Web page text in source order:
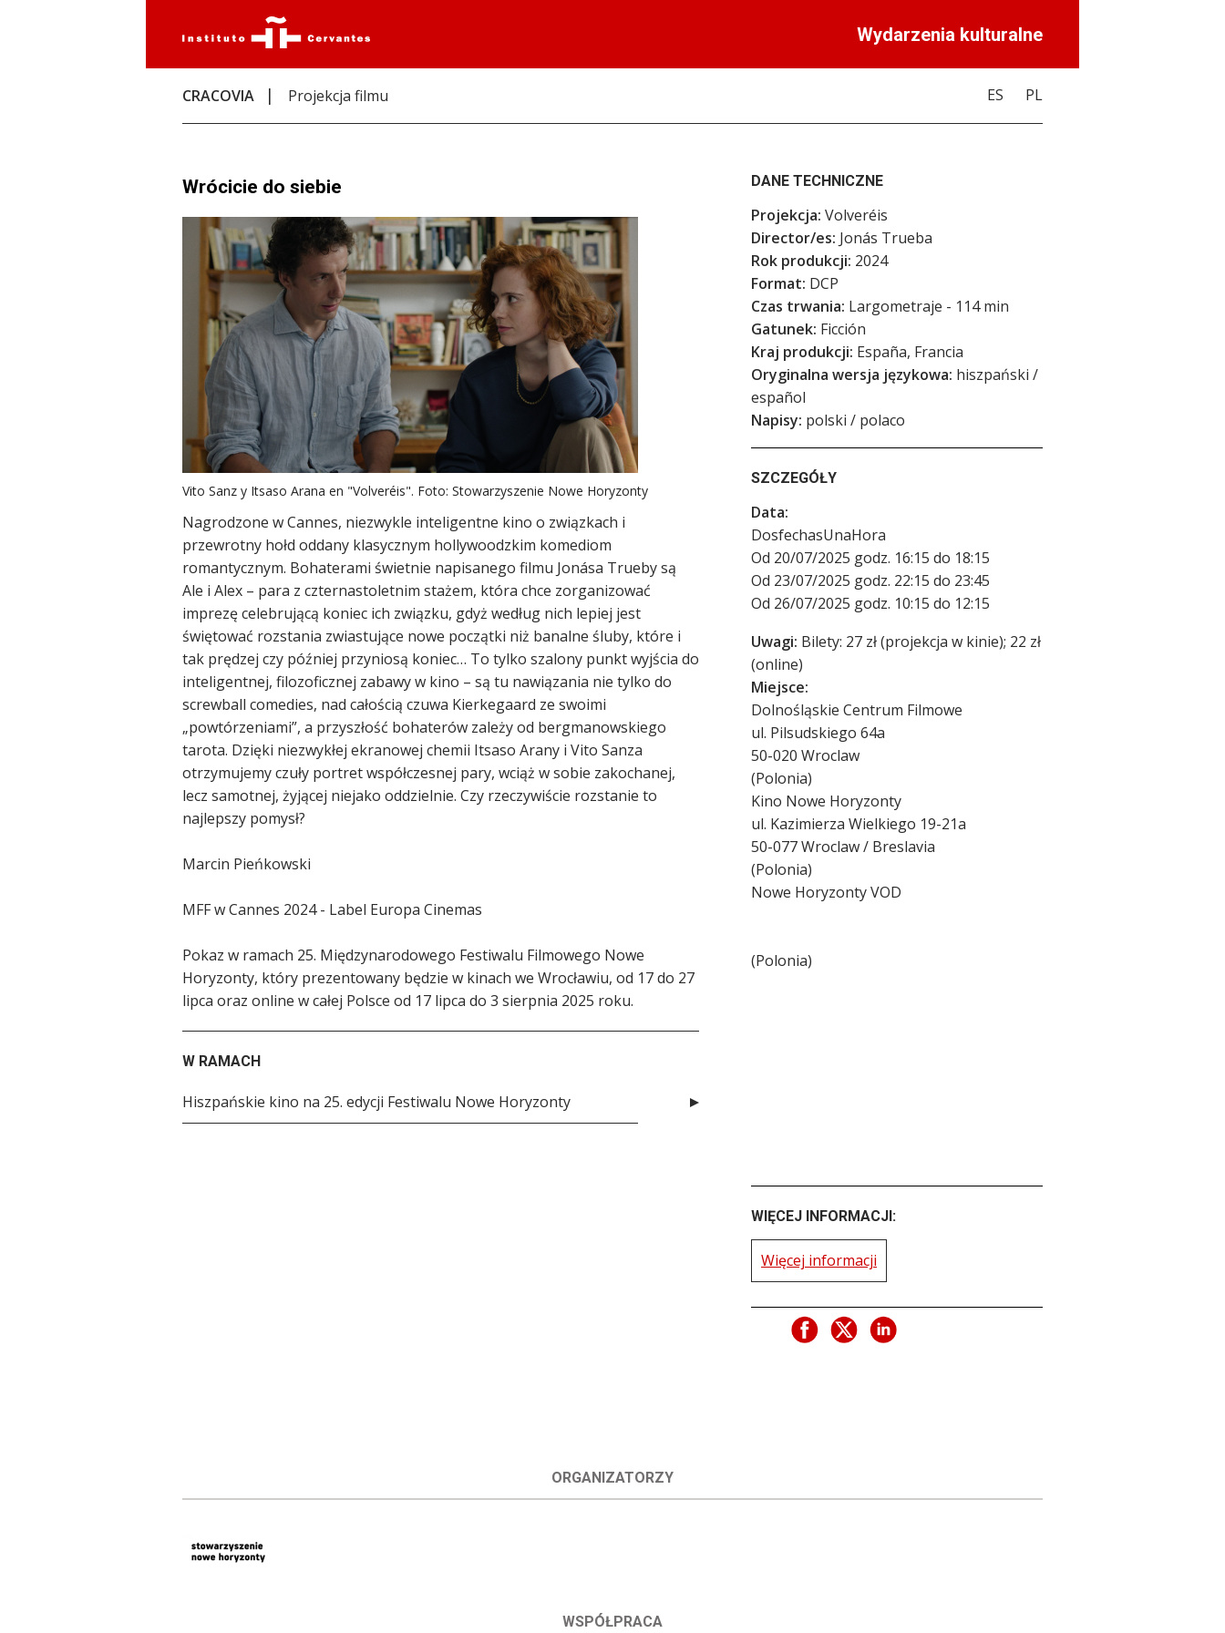
Wydarzenia kulturalne
CRACOVIA Projekcja filmu ES PL
Wrócicie do siebie
Vito Sanz y Itsaso Arana en "Volveréis". Foto: Stowarzyszenie Nowe Horyzonty
Nagrodzone w Cannes, niezwykle inteligentne kino o związkach i
przewrotny hołd oddany klasycznym hollywoodzkim komediom
romantycznym. Bohaterami świetnie napisanego filmu Jonása Trueby są
Ale i Alex – para z czternastoletnim stażem, która chce zorganizować
imprezę celebrującą koniec ich związku, gdyż według nich lepiej jest
świętować rozstania zwiastujące nowe początki niż banalne śluby, które i
tak prędzej czy później przyniosą koniec… To tylko szalony punkt wyjścia do
inteligentnej, filozoficznej zabawy w kino – są tu nawiązania nie tylko do
screwball comedies, nad całością czuwa Kierkegaard ze swoimi
„powtórzeniami”, a przyszłość bohaterów zależy od bergmanowskiego
tarota. Dzięki niezwykłej ekranowej chemii Itsaso Arany i Vito Sanza
otrzymujemy czuły portret współczesnej pary, wciąż w sobie zakochanej,
lecz samotnej, żyjącej niejako oddzielnie. Czy rzeczywiście rozstanie to
najlepszy pomysł?
Marcin Pieńkowski
MFF w Cannes 2024 - Label Europa Cinemas
Pokaz w ramach 25. Międzynarodowego Festiwalu Filmowego Nowe
Horyzonty, który prezentowany będzie w kinach we Wrocławiu, od 17 do 27
lipca oraz online w całej Polsce od 17 lipca do 3 sierpnia 2025 roku.
W RAMACH
Hiszpańskie kino na 25. edycji Festiwalu Nowe Horyzonty
DANE TECHNICZNE
Projekcja: Volveréis
Director/es: Jonás Trueba
Rok produkcji: 2024
Format: DCP
Czas trwania: Largometraje - 114 min
Gatunek: Ficción
Kraj produkcji: España, Francia
Oryginalna wersja językowa: hiszpański /
español
Napisy: polski / polaco
SZCZEGÓŁY
Data:
DosfechasUnaHora
Od 20/07/2025 godz. 16:15 do 18:15
Od 23/07/2025 godz. 22:15 do 23:45
Od 26/07/2025 godz. 10:15 do 12:15
Uwagi: Bilety: 27 zł (projekcja w kinie); 22 zł
(online)
Miejsce:
Dolnośląskie Centrum Filmowe
ul. Pilsudskiego 64a
50-020 Wroclaw
(Polonia)
Kino Nowe Horyzonty
ul. Kazimierza Wielkiego 19-21a
50-077Wroclaw / Breslavia
(Polonia)
Nowe Horyzonty VOD
(Polonia)
WIĘCEJ INFORMACJI:
Więcej informacji
ORGANIZATORZY
WSPÓŁPRACA